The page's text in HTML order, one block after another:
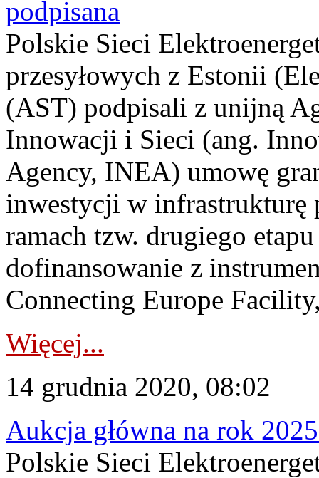
podpisana
Polskie Sieci
przesyłowych z Estonii
(AST) podpisali z unijną
Innowacji i Sieci (ang.
Agency, INEA) umowę
inwestycji w infrastrukturę
ramach tzw. drugiego
dofinansowanie z
Connecting Europe
Więcej...
14 grudnia 2020, 08:02
Aukcja główna na rok
Polskie Sieci